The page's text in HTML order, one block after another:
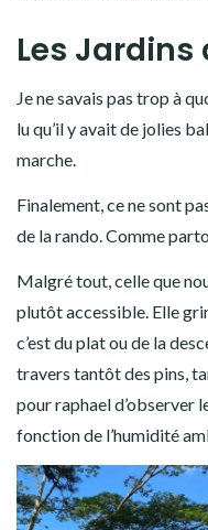
Les Jardins
Je ne savais pas trop à
lu qu’il y avait de jolies
marche.
Finalement, ce ne sont
de la rando. Comme
Malgré tout, celle que
plutôt accessible. Elle
c’est du plat ou de la
travers tantôt des pins,
pour raphael d’observer
fonction de l’humidité